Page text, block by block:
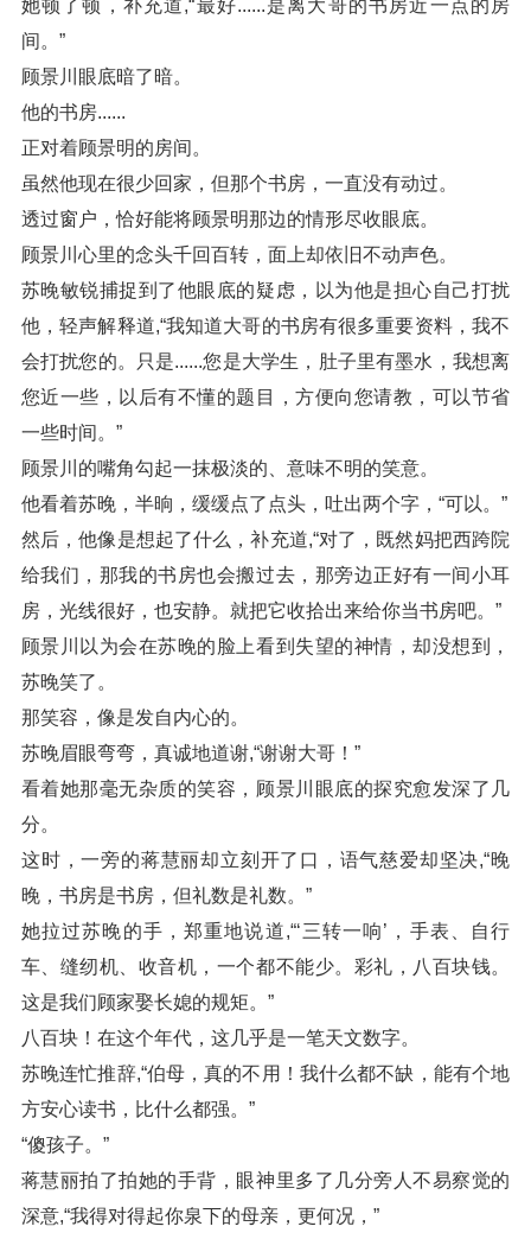
她顿了顿，补充道,“最好......是离大哥的书房近一点的房
间。”
顾景川眼底暗了暗。
他的书房......
正对着顾景明的房间。
虽然他现在很少回家，但那个书房，一直没有动过。
透过窗户，恰好能将顾景明那边的情形尽收眼底。
顾景川心里的念头千回百转，面上却依旧不动声色。
苏晚敏锐捕捉到了他眼底的疑虑，以为他是担心自己打扰
他，轻声解释道,“我知道大哥的书房有很多重要资料，我不
会打扰您的。只是......您是大学生，肚子里有墨水，我想离
您近一些，以后有不懂的题目，方便向您请教，可以节省
一些时间。”
顾景川的嘴角勾起一抹极淡的、意味不明的笑意。
他看着苏晚，半晌，缓缓点了点头，吐出两个字，“可以。”
然后，他像是想起了什么，补充道,“对了，既然妈把西跨院
给我们，那我的书房也会搬过去，那旁边正好有一间小耳
房，光线很好，也安静。就把它收拾出来给你当书房吧。”
顾景川以为会在苏晚的脸上看到失望的神情，却没想到，
苏晚笑了。
那笑容，像是发自内心的。
苏晚眉眼弯弯，真诚地道谢,“谢谢大哥！”
看着她那毫无杂质的笑容，顾景川眼底的探究愈发深了几
分。
这时，一旁的蒋慧丽却立刻开了口，语气慈爱却坚决,“晚
晚，书房是书房，但礼数是礼数。”
她拉过苏晚的手，郑重地说道,“‘三转一响’，手表、自行
车、缝纫机、收音机，一个都不能少。彩礼，八百块钱。
这是我们顾家娶长媳的规矩。”
八百块！在这个年代，这几乎是一笔天文数字。
苏晚连忙推辞,“伯母，真的不用！我什么都不缺，能有个地
方安心读书，比什么都强。”
“傻孩子。”
蒋慧丽拍了拍她的手背，眼神里多了几分旁人不易察觉的
深意,“我得对得起你泉下的母亲，更何况，”